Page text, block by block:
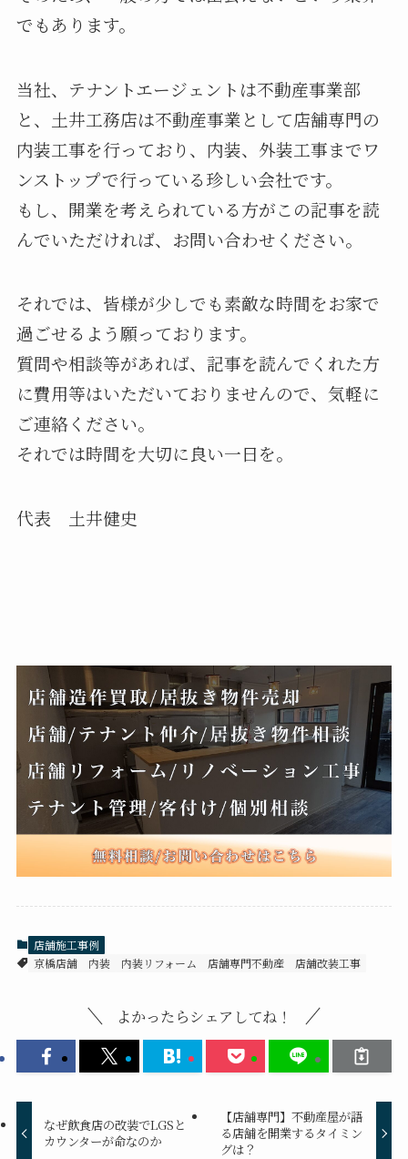
でもあります。
当社、テナントエージェントは不動産事業部
と、土井工務店は不動産事業として店舗専門の
内装工事を行っており、内装、外装工事までワ
ンストップで行っている珍しい会社です。
もし、開業を考えられている方がこの記事を読
んでいただければ、お問い合わせください。
それでは、皆様が少しでも素敵な時間をお家で
過ごせるよう願っております。
質問や相談等があれば、記事を読んでくれた方
に費用等はいただいておりませんので、気軽に
ご連絡ください。
それでは時間を大切に良い一日を。
代表 土井健史
店舗施工事例
京橋店舗
内装 内装リフォーム 店舗専門不動産 店舗改装工事
よかったらシェアしてね！
なぜ飲食店の改装でLGSと
カウンターが命なのか
【店舗専門】不動産屋が語
る店舗を開業するタイミン
グは？